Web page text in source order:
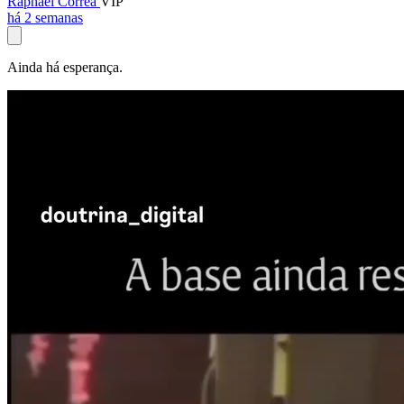
há 2 semanas
Ainda há esperança.